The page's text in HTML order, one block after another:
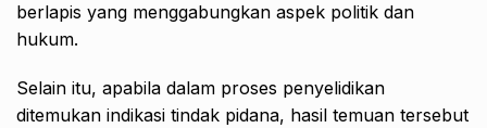
berlapis yang menggabungkan aspek politik dan
hukum.
Selain itu, apabila dalam proses penyelidikan
ditemukan indikasi tindak pidana, hasil temuan tersebut